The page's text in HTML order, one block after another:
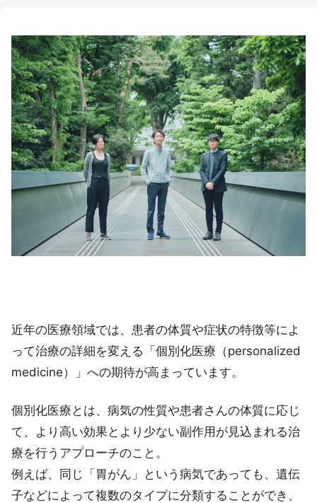
近年の医療領域では、患者の体質や症状の特徴等によ
って治療の詳細を変える「個別化医療（personalized
medicine）」への期待が高まっています。
個別化医療とは、病気の性質や患者さんの体質に応じ
て、より高い効果とより少ない副作用が見込まれる治
療を行うアプローチのこと。
例えば、同じ「胃がん」という病気であっても、遺伝
子などによって複数のタイプに分類することができ、